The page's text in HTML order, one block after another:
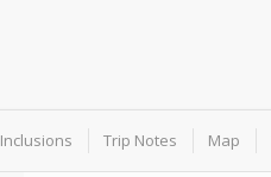
Inclusions Trip Notes Map